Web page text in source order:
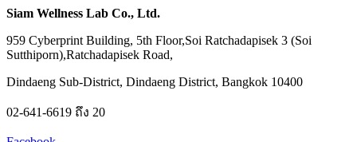
Siam Wellness Lab Co., Ltd.
959 Cyberprint Building, 5th Floor,Soi Ratchadapisek 3 (Soi
Sutthiporn),Ratchadapisek Road,
Dindaeng Sub-District, Dindaeng District, Bangkok 10400
02-641-6619 ถึง 20